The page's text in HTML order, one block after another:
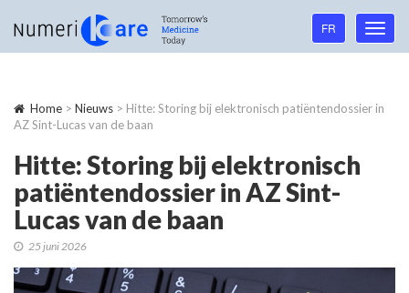
Language
navigation
FR
Home > Nieuws > Hitte: Storing bij elektronisch patiëntendossier in
AZ Sint-Lucas van de baan
Hitte: Storing bij elektronisch
patiëntendossier in AZ Sint-
Lucas van de baan
25 juni 2026